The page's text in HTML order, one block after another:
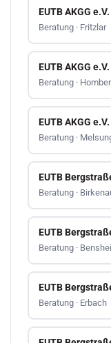
EUTB AKGG
Beratung · Fritzlar
EUTB AKGG
Beratung ·
EUTB AKGG
Beratung ·
EUTB
Beratung ·
EUTB
Beratung ·
EUTB
Beratung · Erbach